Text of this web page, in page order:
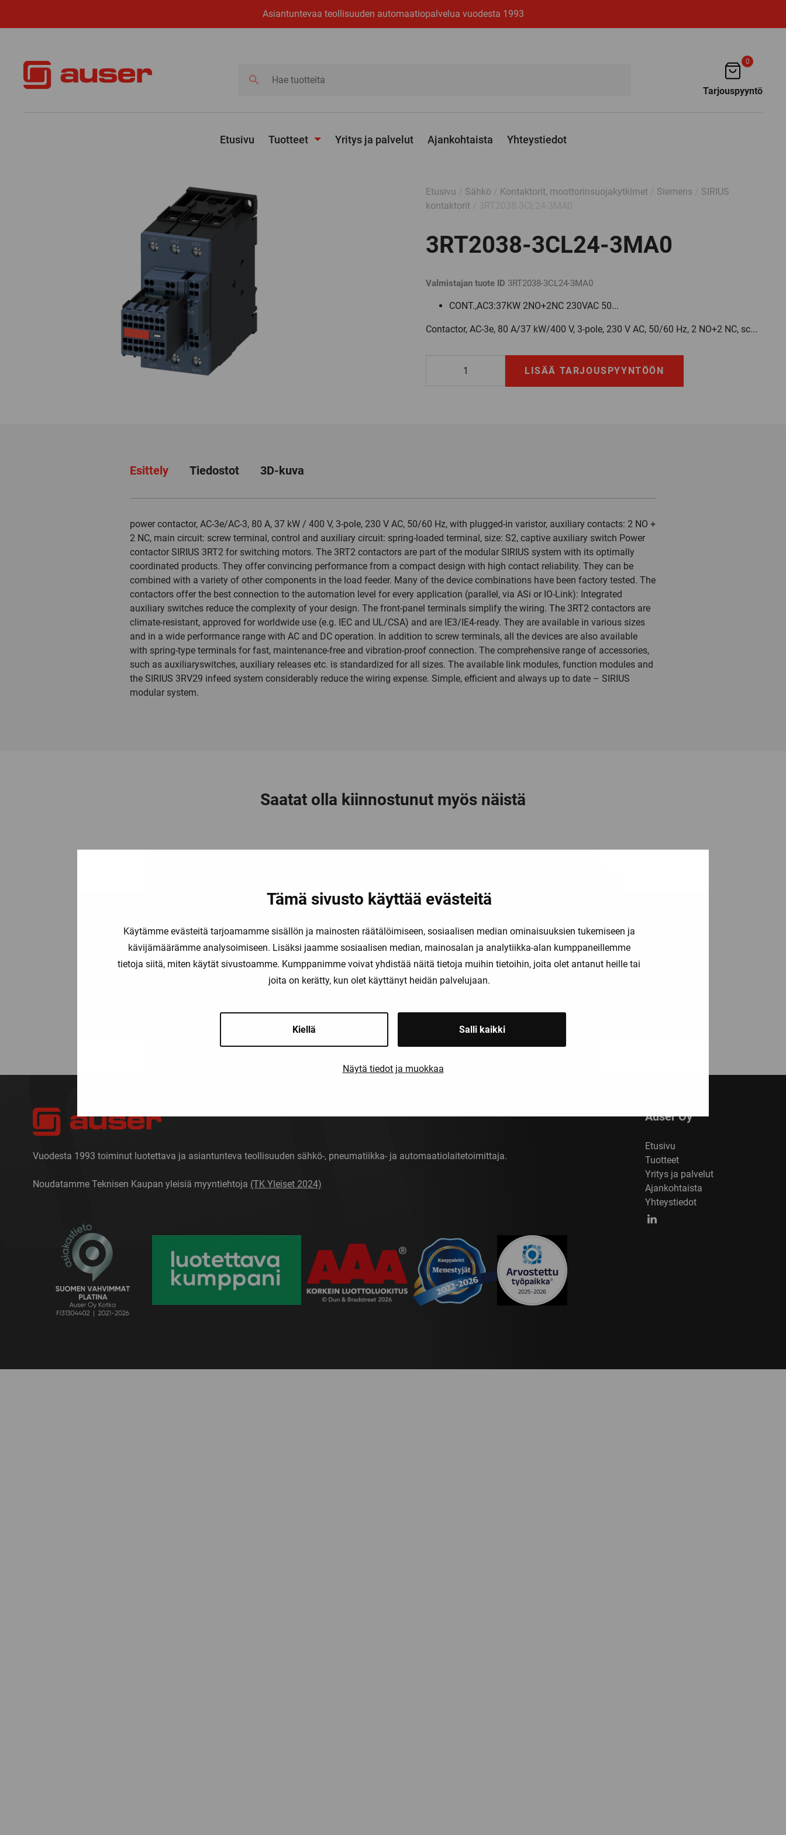
Tämä sivusto käyttää evästeitä
Käytämme evästeitä tarjoamamme sisällön ja mainosten räätälöimiseen, sosiaalisen median ominaisuuksien tukemiseen ja
kävijämäärämme analysoimiseen. Lisäksi jaamme sosiaalisen median, mainosalan ja analytiikka-alan kumppaneillemme
tietoja siitä, miten käytät sivustoamme. Kumppanimme voivat yhdistää näitä tietoja muihin tietoihin, joita olet antanut heille tai
joita on kerätty, kun olet käyttänyt heidän palvelujaan.
Kiellä Salli kaikki
Näytä tiedot ja muokkaa
Asiantuntevaa teollisuuden automaatiopalvelua vuodesta 1993
tuotteita
0
Tarjouspyyntö
Etusivu Tuotteet Yritys ja palvelut Ajankohtaista Yhteystiedot
Etusivu Sähkö Kontaktorit, moottorinsuojakytkimet Siemens
SIRIUS
kontaktorit
3RT2038-3CL24-3MA0
Valmistajan tuote ID 3RT2038-3CL24-3MA0
CONT.,AC3:37KW 2NO+2NC 230VAC 50...
Contactor, AC-3e, 80 A/37 kW/400 V, 3-pole, 230 V AC, 50/60 Hz, 2 NO+2 NC, sc...
LISÄÄ TARJOUSPYYNTÖÖN
Esittely Tiedostot 3D-kuva
power contactor, AC-3e/AC-3, 80 A, 37 kW / 400 V, 3-pole, 230 V AC, 50/60 Hz, with plugged-in varistor, auxiliary contacts: 2 NO +
2 NC, main circuit: screw terminal, control and auxiliary circuit: spring-loaded terminal, size: S2, captive auxiliary switch Power
contactor SIRIUS 3RT2 for switching motors. The 3RT2 contactors are part of the modular SIRIUS system with its optimally
coordinated products. They offer convincing performance from a compact design with high contact reliability. They can be
combined with a variety of other components in the load feeder. Many of the device combinations have been factory tested. The
contactors offer the best connection to the automation level for every application (parallel, via ASi or IO-Link): Integrated
auxiliary switches reduce the complexity of your design. The front-panel terminals simplify the wiring. The 3RT2 contactors are
climate-resistant, approved for worldwide use (e.g. IEC and UL/CSA) and are IE3/IE4-ready. They are available in various sizes
and in a wide performance range with AC and DC operation. In addition to screw terminals, all the devices are also available
with spring-type terminals for fast, maintenance-free and vibration-proof connection. The comprehensive range of accessories,
such as auxiliaryswitches, auxiliary releases etc. is standardized for all sizes. The available link modules, function modules and
the SIRIUS 3RV29 infeed system considerably reduce the wiring expense. Simple, efficient and always up to date – SIRIUS
modular system.
Saatat olla kiinnostunut myös näistä
3RT1055-2AB36 3RT1056-2NB36
Vuodesta 1993 toiminut luotettava ja asiantunteva teollisuuden sähkö-, pneumatiikka- ja automaatiolaitetoimittaja.
Noudatamme Teknisen Kaupan yleisiä myyntiehtoja (TK Yleiset 2024)
Auser Oy
Etusivu
Tuotteet
Yritys ja palvelut
Ajankohtaista
Yhteystiedot